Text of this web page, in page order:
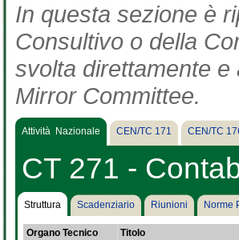
In questa sezione è
Consultivo o della
svolta direttamente
Mirror Committee.
Attività Nazionale CEN/TC 171 CEN/TC
CT 271 -
Struttura Scadenziario Riunioni Norme
Organo Tecnico Titolo